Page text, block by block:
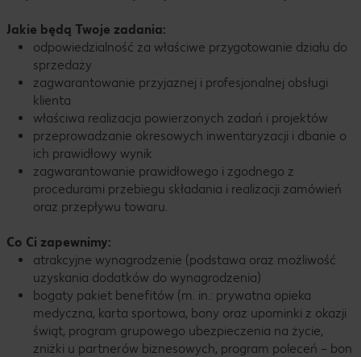
Jakie będą Twoje zadania:
odpowiedzialność za właściwe przygotowanie działu do
sprzedaży
zagwarantowanie przyjaznej i profesjonalnej obsługi
klienta
właściwa realizacja powierzonych zadań i projektów
przeprowadzanie okresowych inwentaryzacji i dbanie o
ich prawidłowy wynik
zagwarantowanie prawidłowego i zgodnego z
procedurami przebiegu składania i realizacji zamówień
oraz przepływu towaru.
Co Ci zapewnimy:
atrakcyjne wynagrodzenie (podstawa oraz możliwość
uzyskania dodatków do wynagrodzenia)
bogaty pakiet benefitów (m. in.: prywatna opieka
medyczna, karta sportowa, bony oraz upominki z okazji
świąt, program grupowego ubezpieczenia na życie,
zniżki u partnerów biznesowych, program poleceń – bon